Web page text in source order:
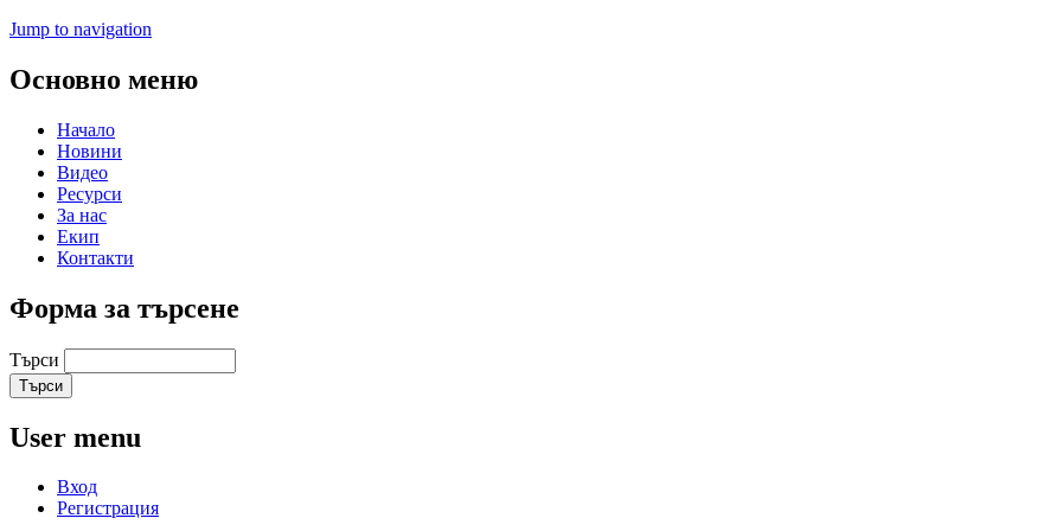
Jump to navigation
Основно меню
Начало
Новини
Видео
Ресурси
За нас
Екип
Контакти
Форма за търсене
Търси
User menu
Вход
Регистрация